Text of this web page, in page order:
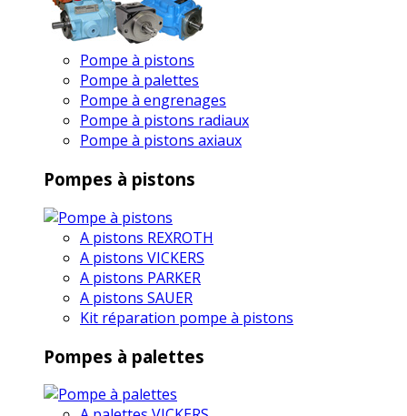
Pompe à pistons
Pompe à palettes
Pompe à engrenages
Pompe à pistons radiaux
Pompe à pistons axiaux
Pompes à pistons
A pistons REXROTH
A pistons VICKERS
A pistons PARKER
A pistons SAUER
Kit réparation pompe à pistons
Pompes à palettes